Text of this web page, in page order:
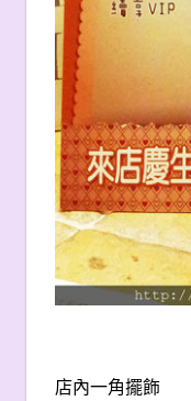
店內一角擺飾